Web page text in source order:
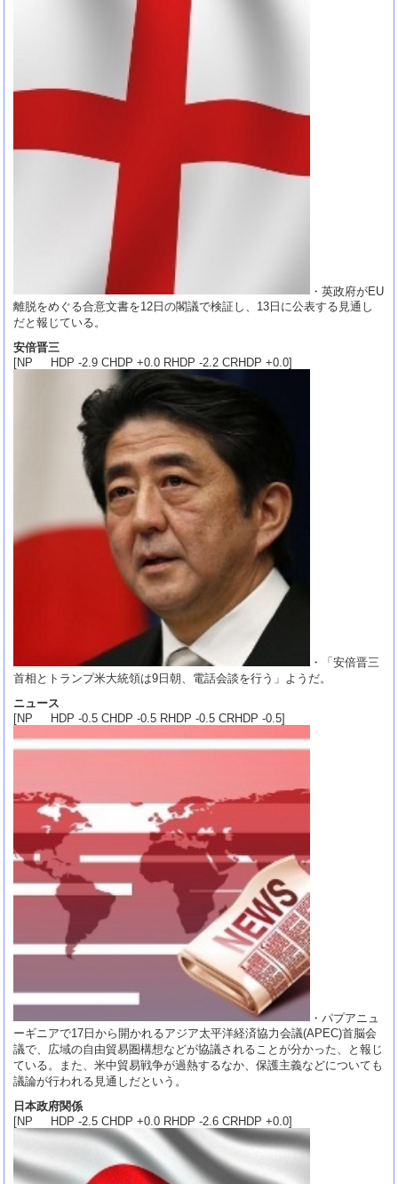
・英政府がEU
離脱をめぐる合意文書を12日の閣議で検証し、13日に公表する見通し
だと報じている。
安倍晋三
[NP HDP -2.9 CHDP +0.0 RHDP -2.2 CRHDP +0.0]
・「安倍晋三
首相とトランプ米大統領は9日朝、電話会談を行う」ようだ。
ニュース
[NP HDP -0.5 CHDP -0.5 RHDP -0.5 CRHDP -0.5]
・パプアニュ
ーギニアで17日から開かれるアジア太平洋経済協力会議(APEC)首脳会
議で、広域の自由貿易圏構想などが協議されることが分かった、と報じ
ている。また、米中貿易戦争が過熱するなか、保護主義などについても
議論が行われる見通しだという。
日本政府関係
[NP HDP -2.5 CHDP +0.0 RHDP -2.6 CRHDP +0.0]